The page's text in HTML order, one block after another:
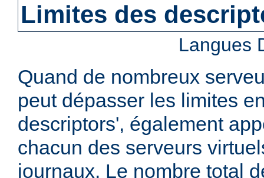
Limites des
Langues
Quand de nombreux
peut dépasser les limites
descriptors', également
chacun des serveurs
journaux. Le nombre total